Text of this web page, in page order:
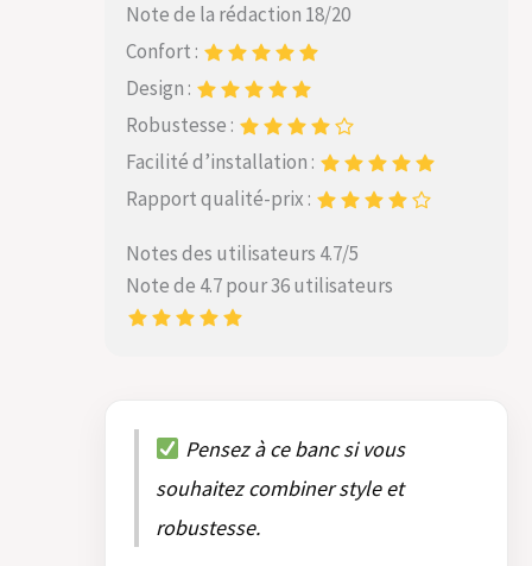
Note de la rédaction 18/20
Confort :
Design :
Robustesse :
Facilité d’installation :
Rapport qualité-prix :
Notes des utilisateurs 4.7/5
Note de 4.7 pour 36 utilisateurs
Pensez à ce banc si vous
souhaitez combiner style et
robustesse.